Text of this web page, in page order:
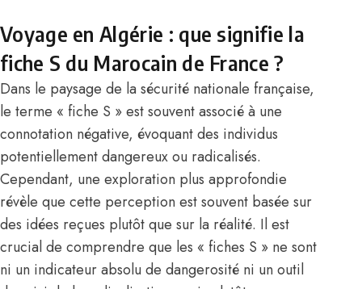
Voyage en Algérie : que signifie la
fiche S du Marocain de France ?
Dans le paysage de la sécurité nationale française,
le terme « fiche S » est souvent associé à une
connotation négative, évoquant des individus
potentiellement dangereux ou radicalisés.
Cependant, une exploration plus approfondie
révèle que cette perception est souvent basée sur
des idées reçues plutôt que sur la réalité. Il est
crucial de comprendre que les « fiches S » ne sont
ni un indicateur absolu de dangerosité ni un outil